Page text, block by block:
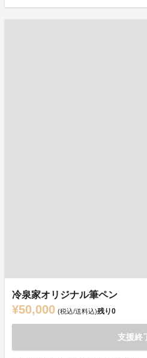
冷泉家オリジナル筆ペン
¥50,000 (税込/送料込)残り0
支援終